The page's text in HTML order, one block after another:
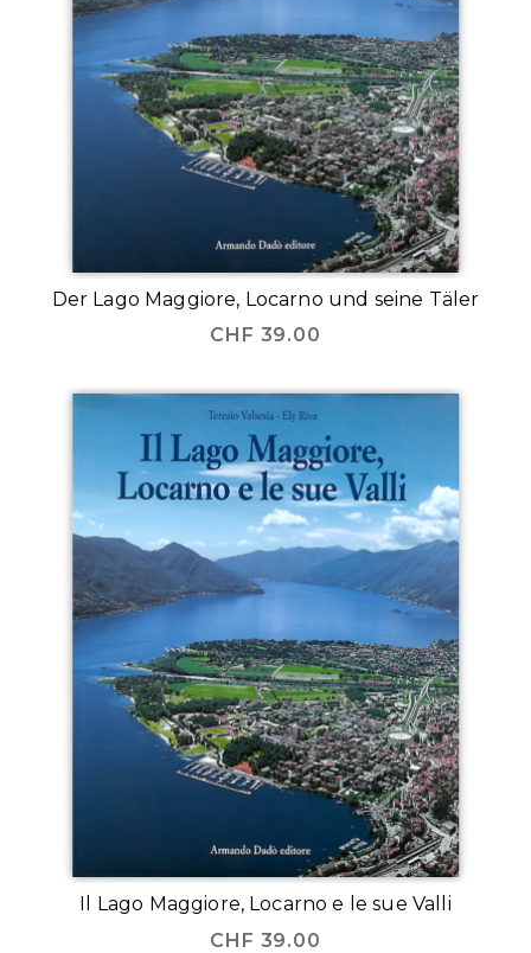
Der Lago Maggiore, Locarno und seine Täler
CHF 39.00
Il Lago Maggiore, Locarno e le sue Valli
CHF 39.00